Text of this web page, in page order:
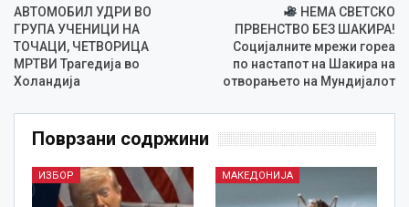
АВТОМОБИЛ УДРИ ВО
ГРУПА УЧЕНИЦИ НА
ТОЧАЦИ, ЧЕТВОРИЦА
МРТВИ Трагедија во
Холандија
НЕМА СВЕТСКО
ПРВЕНСТВО БЕЗ ШАКИРА!
Социјалните мрежи гореа
по настапот на Шакира на
отворањето на Мундијалот
Поврзани содржини
ИЗБОР МАКЕДОНИЈА